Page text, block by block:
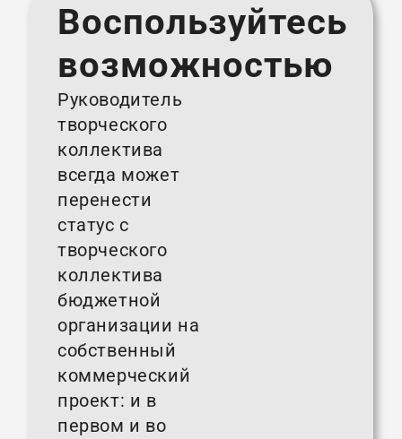
Воспользуйтесь
возможностью
Руководитель
творческого
коллектива
всегда может
перенести
статус с
творческого
коллектива
бюджетной
организации на
собственный
коммерческий
проект: и в
первом и во